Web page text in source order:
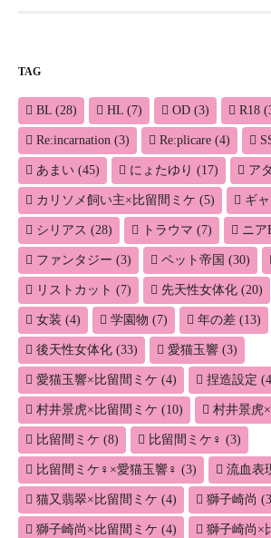
ー
シ
ョ
ン
TAG
BL (28) HL (7) OD (3) R18
Re:incarnation (3) Re:plicare (4)
あまい (45) にょたゆり (17) ア
カリソメ飼い主×比留間ミケ (5) ギ
シリアス (28) トラウマ (7) ニア
ファンタジー (3) ペット帝国 (30)
リストカット (7) 先天性女体化 (20)
女装 (4) 学園物 (7) 年の差 (13)
後天性女体化 (33) 愛猫玉響 (3)
愛猫玉響×比留間ミケ (4) 捏造設定
村井景虎×比留間ミケ (10) 村井景虎
比留間ミケ (8) 比留間ミケ♀ (3)
比留間ミケ♀×愛猫玉響♀ (3) 流血表
猫又翡翠×比留間ミケ (4) 獅子崎尚
獅子崎尚×比留間ミケ (4) 獅子崎尚×